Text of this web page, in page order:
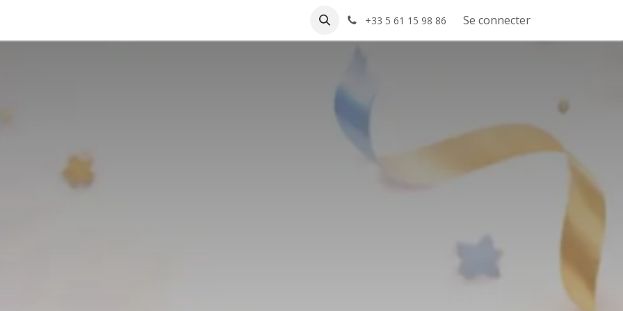
Help +33 5 61 15 98 86 Se connecter